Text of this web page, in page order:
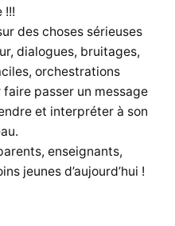
!!!
des choses sérieuses
dialogues, bruitages,
orchestrations
passer un message
et interpréter à son
enseignants,
jeunes d’aujourd’hui !